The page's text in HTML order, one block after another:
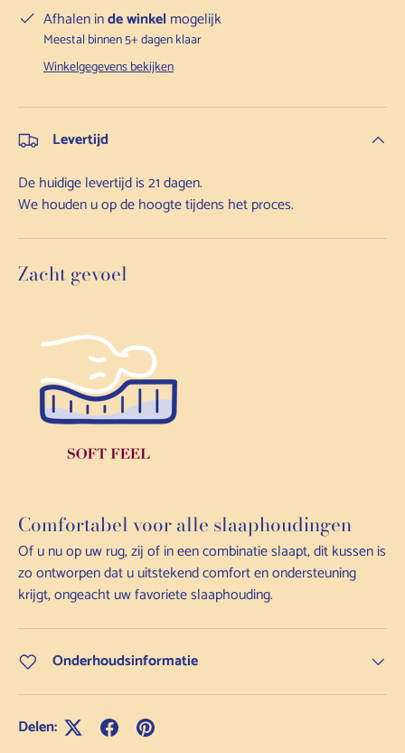
Afhalen inde winkel mogelijk
Meestal binnen 5+ dagen klaar
Winkelgegevens bekijken
Levertijd
De huidige levertijd is 21 dagen.
We houden u op de hoogte tijdens het proces.
Zacht gevoel
Comfortabel voor alle slaaphoudingen
Of u nu op uw rug, zij of in een combinatie slaapt, dit kussen is
zo ontworpen dat u uitstekend comfort en ondersteuning
krijgt, ongeacht uw favoriete slaaphouding.
Onderhoudsinformatie
Delen: